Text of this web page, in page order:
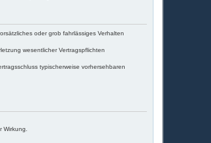
oder grob fahrlässiges Verhalten
wesentlicher Vertragspflichten
typischerweise vorhersehbaren